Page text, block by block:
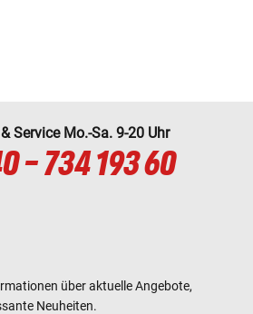
Service Mo.-Sa. 9-20 Uhr
- 734 193 60
über aktuelle Angebote,
Neuheiten.